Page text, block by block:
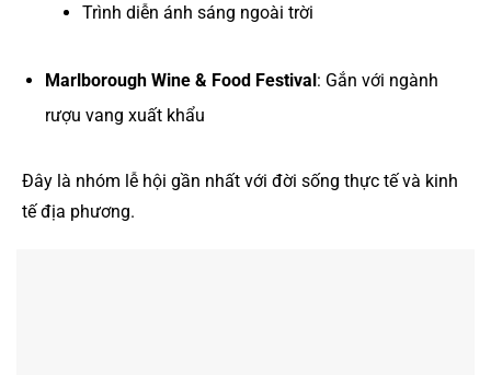
Trình diễn ánh sáng ngoài trời
Marlborough Wine & Food Festival: Gắn với ngành
rượu vang xuất khẩu
Đây là nhóm lễ hội gần nhất với đời sống thực tế và kinh
tế địa phương.